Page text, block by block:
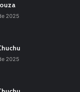
2025
2025